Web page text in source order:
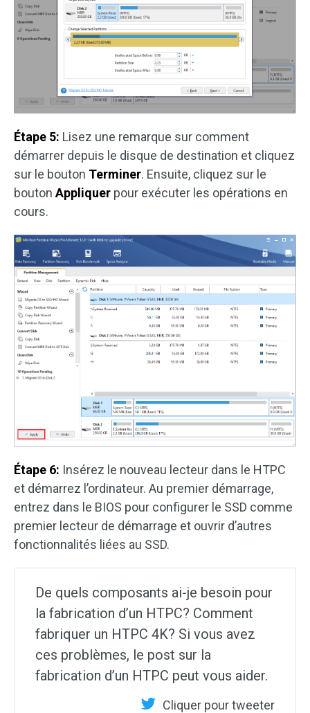
Étape 5: Lisez une remarque sur comment
démarrer depuis le disque de destination et cliquez
sur le bouton Terminer. Ensuite, cliquez sur le
bouton Appliquer pour exécuter les opérations en
cours.
Étape 6: Insérez le nouveau lecteur dans le HTPC
et démarrez l’ordinateur. Au premier démarrage,
entrez dans le BIOS pour configurer le SSD comme
premier lecteur de démarrage et ouvrir d’autres
fonctionnalités liées au SSD.
De quels composants ai-je besoin pour
la fabrication d’un HTPC? Comment
fabriquer un HTPC 4K? Si vous avez
ces problèmes, le post sur la
fabrication d’un HTPC peut vous aider.
Cliquer pour tweeter